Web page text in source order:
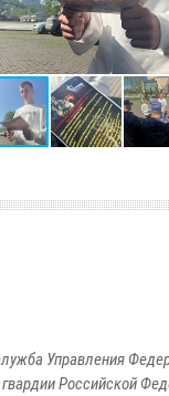
Управления
Российской